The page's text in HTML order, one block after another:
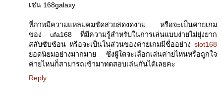
เช่น 168galaxy
ที่ภาพมีความแหลมคมชัดสวยสดงดงาม หรือจะเป็นค่ายเกม
ของ ufa168 ที่มีความรู้สำหรับในการเล่นแบบง่ายไม่ยุ่งยาก
สลับซับซ้อน หรือจะเป็นในส่วนของค่ายเกมมีชื่ออย่าง slot168
ยอดนิยมอย่างมากมาย ซึ่งผู้ใดจะเลือกเล่นค่ายไหนหรือถูกใจ
ค่ายไหนก็สามารถเข้ามาทดสอบเล่นกันได้เลยคะ
Reply